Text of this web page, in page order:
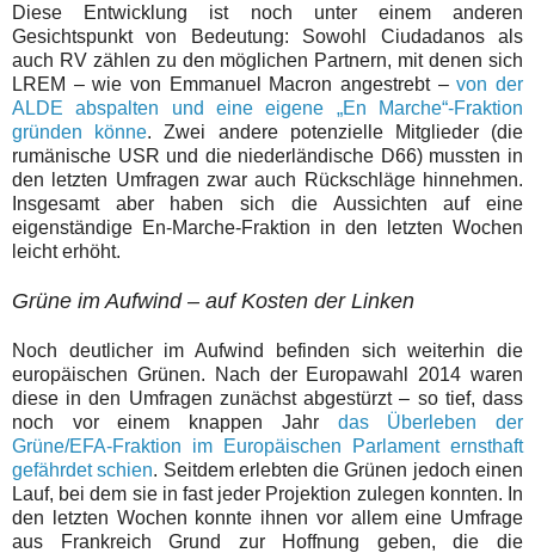
Diese Entwicklung ist noch unter einem anderen
Gesichtspunkt von Bedeutung: Sowohl Ciudadanos als
auch RV zählen zu den möglichen Partnern, mit denen sich
LREM – wie von Emmanuel Macron angestrebt –von der
ALDE abspalten und eine eigene „En Marche“-Fraktion
gründen könne. Zwei andere potenzielle Mitglieder (die
rumänische USR und die niederländische D66) mussten in
den letzten Umfragen zwar auch Rückschläge hinnehmen.
Insgesamt aber haben sich die Aussichten auf eine
eigenständige En-Marche-Fraktion in den letzten Wochen
leicht erhöht.
Grüne im Aufwind – auf Kosten der Linken
Noch deutlicher im Aufwind befinden sich weiterhin die
europäischen Grünen. Nach der Europawahl 2014 waren
diese in den Umfragen zunächst abgestürzt – so tief, dass
noch vor einem knappen Jahr das Überleben der
Grüne/EFA-Fraktion im Europäischen Parlament ernsthaft
gefährdet schien. Seitdem erlebten die Grünen jedoch einen
Lauf, bei dem sie in fast jeder Projektion zulegen konnten. In
den letzten Wochen konnte ihnen vor allem eine Umfrage
aus Frankreich Grund zur Hoffnung geben, die die